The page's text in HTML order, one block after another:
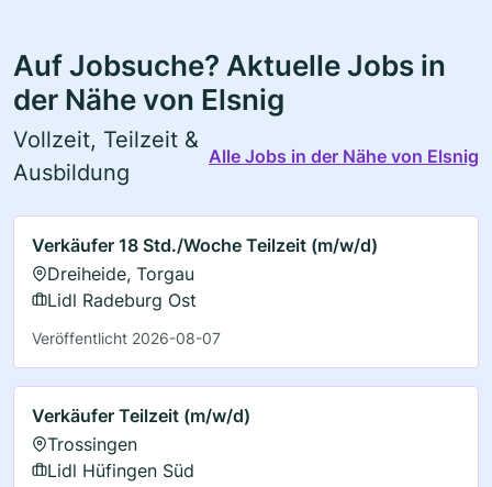
Auf Jobsuche? Aktuelle Jobs in
der Nähe von Elsnig
Vollzeit, Teilzeit &
Ausbildung
Alle Jobs in der Nähe von Elsnig
Verkäufer 18 Std./Woche Teilzeit (m/w/d)
Dreiheide, Torgau
Lidl Radeburg Ost
Veröffentlicht 2026-08-07
Verkäufer Teilzeit (m/w/d)
Trossingen
Lidl Hüfingen Süd